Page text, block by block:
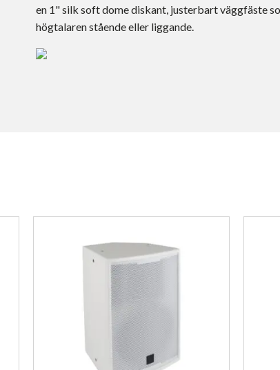
en 1" silk soft dome diskant, justerbart väggfäste
högtalaren stående eller liggande.